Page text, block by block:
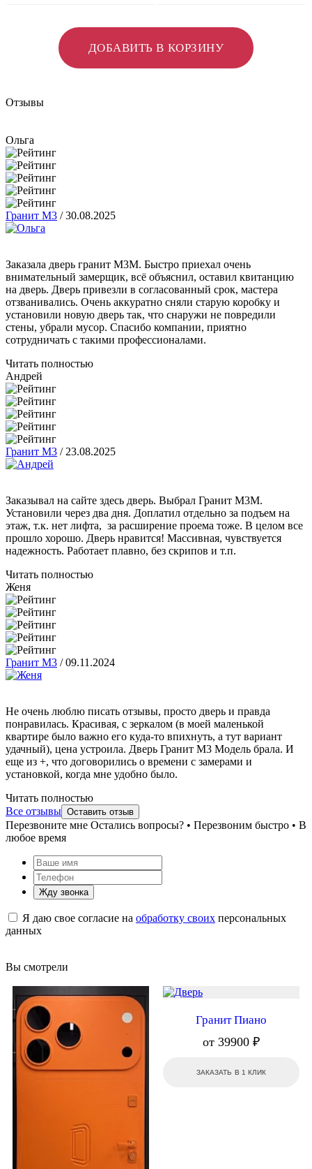
ДОБАВИТЬ В КОРЗИНУ
Отзывы
Ольга
Гранит М3 /30.08.2025
Заказала дверь гранит М3М. Быстро приехал очень
внимательный замерщик, всё объяснил, оставил квитанцию
на дверь. Дверь привезли в согласованный срок, мастера
отзванивались. Очень аккуратно сняли старую коробку и
установили новую дверь так, что снаружи не повредили
стены, убрали мусор. Спасибо компании, приятно
сотрудничать с такими профессионалами.
Читать полностью
Андрей
Гранит М3 / 23.08.2025
Заказывал на сайте здесь дверь. Выбрал Гранит М3М.
Установили через два дня. Доплатил отдельно за подъем на
этаж, т.к. нет лифта, за расширение проема тоже. В целом все
прошло хорошо. Дверь нравится! Массивная, чувствуется
надежность. Работает плавно, без скрипов и т.п.
Читать полностью
Женя
Гранит М3 /09.11.2024
Не очень люблю писать отзывы, просто дверь и правда
понравилась. Красивая, с зеркалом (в моей маленькой
квартире было важно его куда-то впихнуть, а тут вариант
удачный), цена устроила. Дверь Гранит М3 Модель брала. И
еще из +, что договорились о времени с замерами и
установкой, когда мне удобно было.
Читать полностью
Все отзывы Оставить отзыв
Перезвоните мне Остались вопросы? • Перезвоним быстро • В
любое время
Жду звонка
Я даю свое согласие на обработку своих персональных
данных
Вы смотрели
Гранит Пиано
от 39900 ₽
ЗАКАЗАТЬ В 1 КЛИК